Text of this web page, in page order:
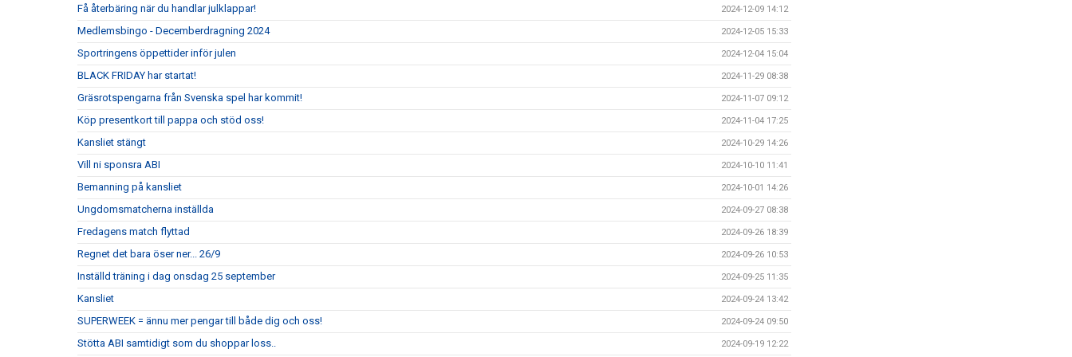
Få återbäring när du handlar julklappar! 2024-12-09 14:12
Medlemsbingo - Decemberdragning 2024 2024-12-05 15:33
Sportringens öppettider inför julen 2024-12-04 15:04
BLACK FRIDAY har startat! 2024-11-29 08:38
Gräsrotspengarna från Svenska spel har kommit! 2024-11-07 09:12
Köp presentkort till pappa och stöd oss! 2024-11-04 17:25
Kansliet stängt 2024-10-29 14:26
Vill ni sponsra ABI 2024-10-10 11:41
Bemanning på kansliet 2024-10-01 14:26
Ungdomsmatcherna inställda 2024-09-27 08:38
Fredagens match flyttad 2024-09-26 18:39
Regnet det bara öser ner... 26/9 2024-09-26 10:53
Inställd träning i dag onsdag 25 september 2024-09-25 11:35
Kansliet 2024-09-24 13:42
SUPERWEEK = ännu mer pengar till både dig och oss! 2024-09-24 09:50
Stötta ABI samtidigt som du shoppar loss.. 2024-09-19 12:22